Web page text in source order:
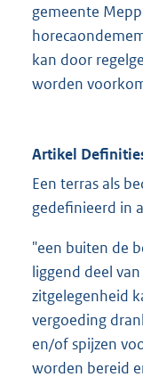
gemeente
kan door
worden
Artikel
Een terras als
gedefinieerd in
"een buiten de
liggend deel
zitgelegenheid
vergoeding
en/of spijzen
worden bereid